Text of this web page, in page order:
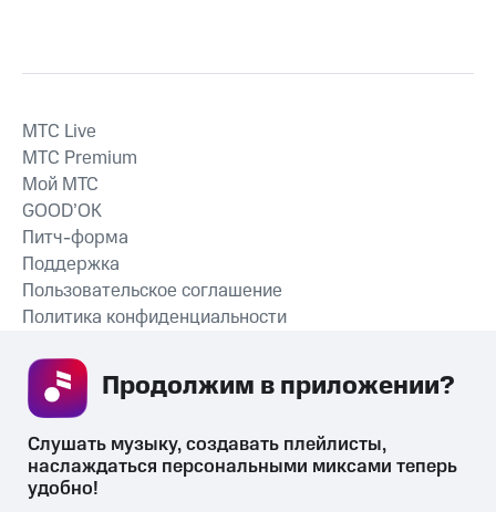
СКАЧАТЬ ПРИЛОЖЕНИЕ
MTС Live
MTС Premium
Мой МТС
GOOD’OK
Питч-форма
Поддержка
Пользовательское соглашение
Политика конфиденциальности
Слушать музыку, создавать плейлисты,
наслаждаться персональными миксами теперь
удобно!